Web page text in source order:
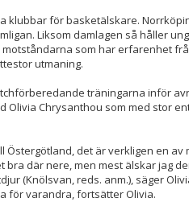
för basketälskare.
Liksom damlagen så håller
som har erfarenhet
utmaning.
träningarna inför
Olivia Chrysanthou som med stor
det är verkligen en av
där nere, men mest älskar jag
(Knölsvan, reds. anm.), säger
för varandra, fortsätter Olivia.